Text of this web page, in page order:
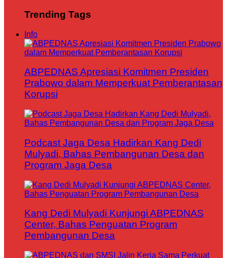
Trending Tags
Info
ABPEDNAS Apresiasi Komitmen Presiden
Prabowo dalam Memperkuat Pemberantasan
Korupsi
Podcast Jaga Desa Hadirkan Kang Dedi
Mulyadi, Bahas Pembangunan Desa dan
Program Jaga Desa
Kang Dedi Mulyadi Kunjungi ABPEDNAS
Center, Bahas Penguatan Program
Pembangunan Desa